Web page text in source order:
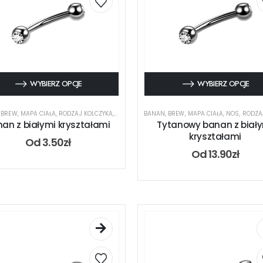
WYBIERZ OPCJE
BREW, MAPA CIAŁA, RODZAJ KOLCZYKA, UCHO USTA
z białymi kryształami
Od3.50zł
WYBIERZ OPCJE
BANAN, BREW, MAPA CIAŁA, NOS, RODZAJ
Tytanowy banan z
kryształami
Od13.90zł